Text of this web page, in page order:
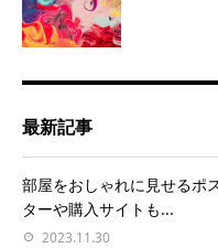
最新記事
部屋をおしゃれに見せるポ
ターや購入サイトも...
2023.11.30